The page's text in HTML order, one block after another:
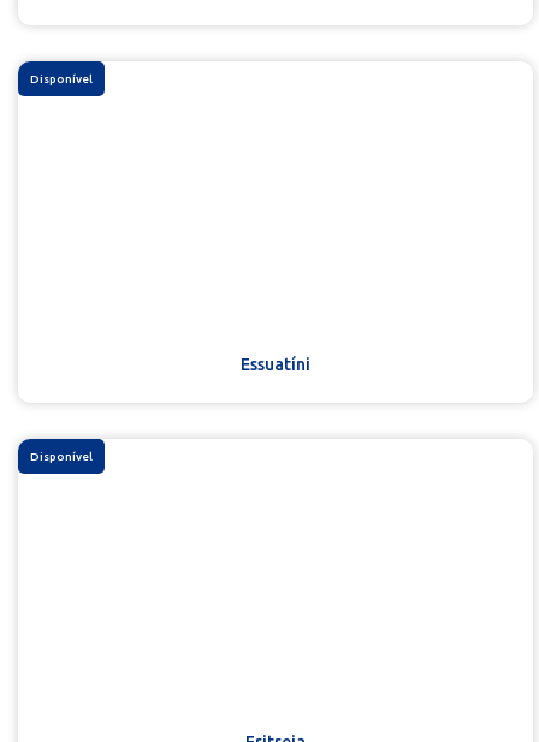
Essuatíni
Disponível
Disponível